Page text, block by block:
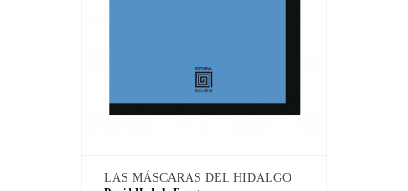
LAS MÁSCARAS DEL HIDALGO